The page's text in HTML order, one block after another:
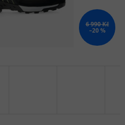
6 990 Kč
–20 %